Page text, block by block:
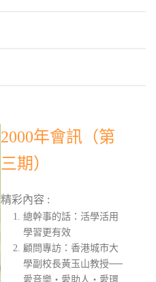
2000年會訊（第
三期）
精彩內容 :
總幹事的話：活學活用
學習更有效
顧問專訪：香港城市大
學副校長黃玉山教授──
愛音樂‧愛助人‧愛環